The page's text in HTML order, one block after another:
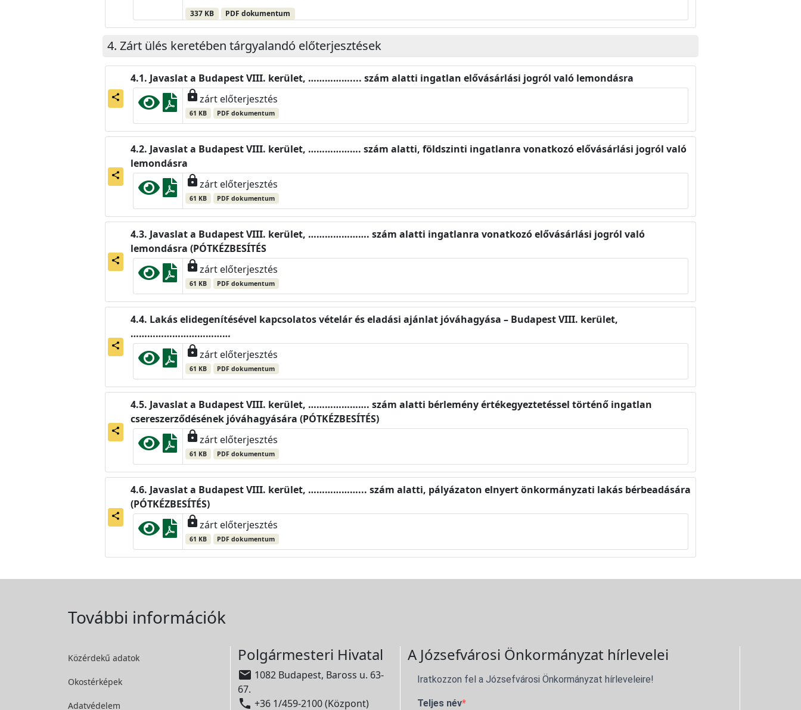
337 KB PDF dokumentum
Zárt ülés keretében tárgyalandó előterjesztések
share
Javaslat a Budapest VIII. kerület, …………….... szám alatti ingatlan elővásárlási jogról való lemondásra
lockzárt előterjesztés
61 KB PDF dokumentum
share
Javaslat a Budapest VIII. kerület, ………………. szám alatti, földszinti ingatlanra vonatkozó elővásárlási jogról való
lemondásra
lockzárt előterjesztés
61 KB PDF dokumentum
share
Javaslat a Budapest VIII. kerület, …………………. szám alatti ingatlanra vonatkozó elővásárlási jogról való
lemondásra (PÓTKÉZBESÍTÉS
lockzárt előterjesztés
61 KB PDF dokumentum
share
Lakás elidegenítésével kapcsolatos vételár és eladási ajánlat jóváhagyása – Budapest VIII. kerület,
………………………………
lockzárt előterjesztés
61 KB PDF dokumentum
share
Javaslat a Budapest VIII. kerület, …………………. szám alatti bérlemény értékegyeztetéssel történő ingatlan
csereszerződésének jóváhagyására (PÓTKÉZBESÍTÉS)
lockzárt előterjesztés
61 KB PDF dokumentum
share
Javaslat a Budapest VIII. kerület, ………………... szám alatti, pályázaton elnyert önkormányzati lakás bérbeadására
(PÓTKÉZBESÍTÉS)
lockzárt előterjesztés
61 KB PDF dokumentum
További információk
Közérdekű adatok
Okostérképek
Adatvédelem
Polgármesteri Hivatal
 1082 Budapest, Baross u. 63-
67.
 +36 1/459-2100 (Központ)
A Józsefvárosi Önkormányzat hírlevelei
Iratkozzon fel a Józsefvárosi Önkormányzat hírleveleire!
Teljes név